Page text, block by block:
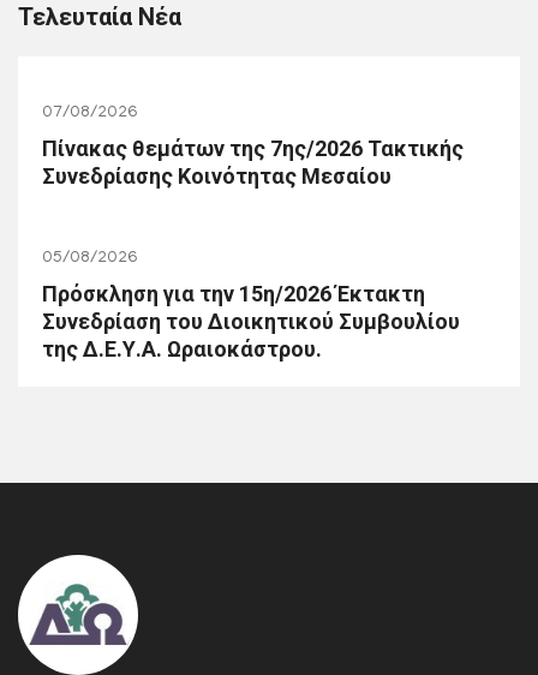
Τελευταία Νέα
07/08/2026
Πίνακας θεμάτων της 7ης/2026 Τακτικής
Συνεδρίασης Κοινότητας Μεσαίου
05/08/2026
Πρόσκληση για την 15η/2026 Έκτακτη
Συνεδρίαση του Διοικητικού Συμβουλίου
της Δ.Ε.Υ.Α. Ωραιοκάστρου.